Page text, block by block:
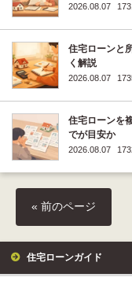
2026.08.07
住宅ローンと
く解説
2026.08.07
住宅ローンを
でが目安か
2026.08.07
« 前のページ
住宅ローンガイド